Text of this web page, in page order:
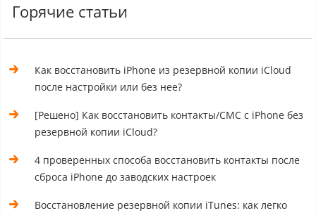
Горячие статьи
Как восстановить iPhone из резервной копии iCloud
после настройки или без нее?
[Решено] Как восстановить контакты/СМС с iPhone без
резервной копии iCloud?
4 проверенных способа восстановить контакты после
сброса iPhone до заводских настроек
Восстановление резервной копии iTunes: как легко